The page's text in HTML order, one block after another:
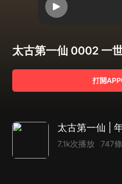
太古第一仙 0002 一
打開
7.1k次播放 747